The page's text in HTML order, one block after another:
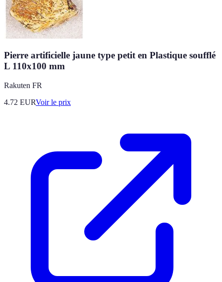
Pierre artificielle jaune type petit en Plastique soufflé
L 110x100 mm
Rakuten FR
4.72 EURVoir le prix